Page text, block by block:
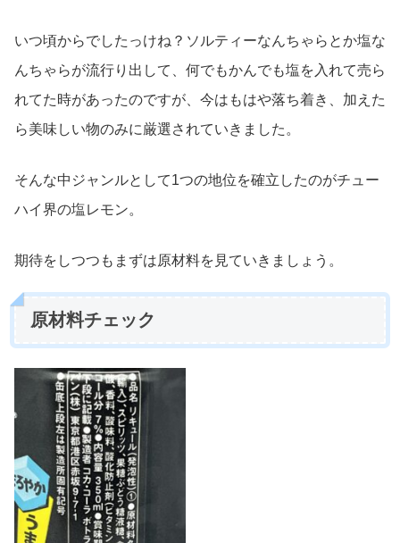
いつ頃からでしたっけね？ソルティーなんちゃらとか塩な
んちゃらが流行り出して、何でもかんでも塩を入れて売ら
れてた時があったのですが、今はもはや落ち着き、加えた
ら美味しい物のみに厳選されていきました。
そんな中ジャンルとして1つの地位を確立したのがチュー
ハイ界の塩レモン。
期待をしつつもまずは原材料を見ていきましょう。
原材料チェック